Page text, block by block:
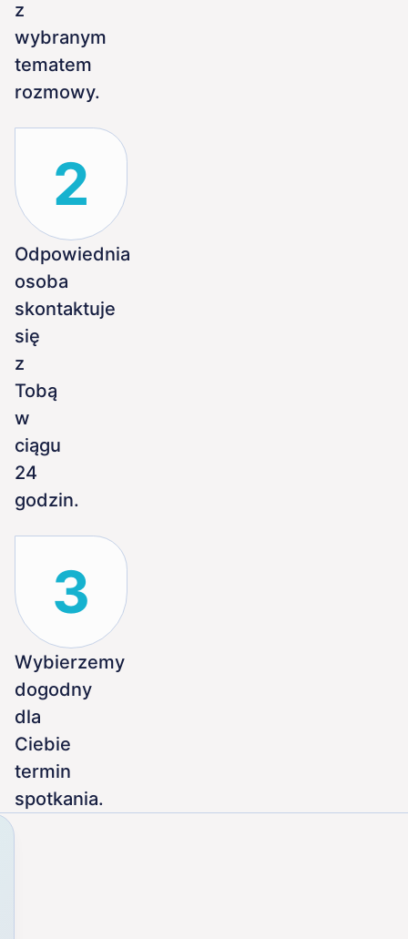
Quality
z
wybranym
tematem
rozmowy.
2
Odpowiednia
osoba
skontaktuje
się
z
Tobą
w
ciągu
24
godzin.
3
Wybierzemy
dogodny
dla
Ciebie
termin
spotkania.